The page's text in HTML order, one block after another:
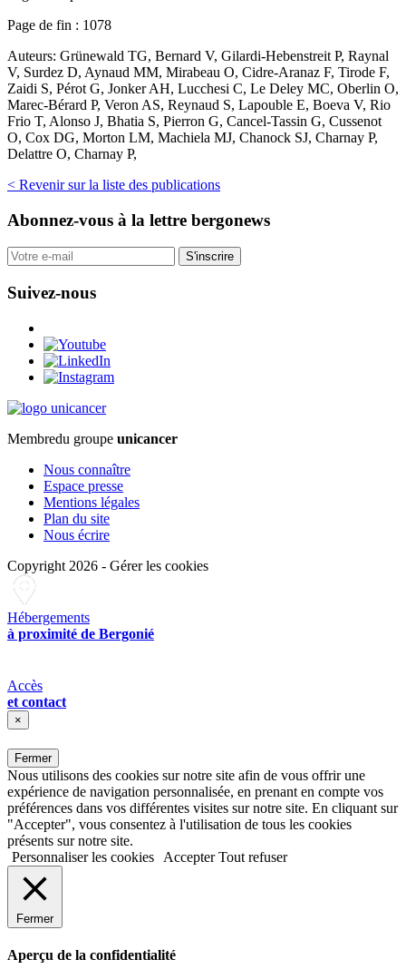
Page de fin : 1078
Auteurs: Grünewald TG, Bernard V, Gilardi-Hebenstreit P, Raynal
V, Surdez D, Aynaud MM, Mirabeau O, Cidre-Aranaz F, Tirode F,
Zaidi S, Pérot G, Jonker AH, Lucchesi C, Le Deley MC, Oberlin O,
Marec-Bérard P, Veron AS, Reynaud S, Lapouble E, Boeva V, Rio
Frio T, Alonso J, Bhatia S, Pierron G, Cancel-Tassin G, Cussenot
O, Cox DG, Morton LM, Machiela MJ, Chanock SJ, Charnay P,
Delattre O, Charnay P,
< Revenir sur la liste des publications
Abonnez-vous à la lettre bergonews
S'inscrire
Suivez-nous
Membredu groupe unicancer
Nous connaître
Espace presse
Mentions légales
Plan du site
Nous écrire
Copyright 2026 - Gérer les cookies
Hébergements
à proximité de Bergonié
Accès
et contact
×
Fermer
Nous utilisons des cookies sur notre site afin de vous offrir une
expérience de navigation personnalisée, en prenant en compte vos
préférences dans vos différentes visites sur notre site. En cliquant sur
"Accepter", vous consentez à l'utilisation de tous les cookies
présents sur notre site.
Personnaliser les cookies
Accepter Tout refuser
Fermer
Aperçu de la confidentialité